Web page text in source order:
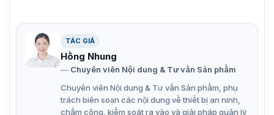
TÁC GIẢ
Hồng Nhung
Chuyên viên Nội dung & Tư vấn Sản phẩm
Chuyên viên Nội dung & Tư vấn Sản phẩm, phụ
trách biên soạn các nội dung về thiết bị an ninh,
chấm công, kiểm soát ra vào và giải pháp quản lý